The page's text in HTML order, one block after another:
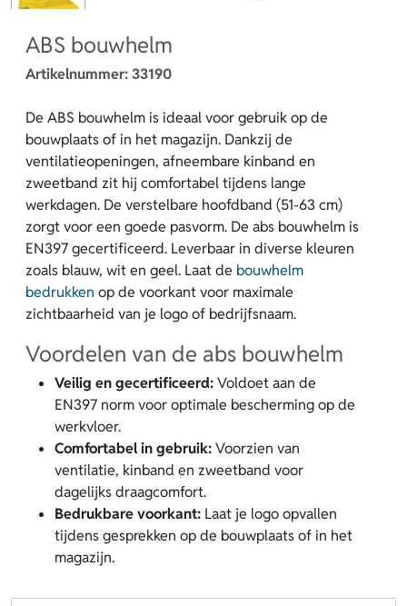
ABS bouwhelm
Artikelnummer:33190
De ABS bouwhelm is ideaal voor gebruik op de
bouwplaats of in het magazijn. Dankzij de
ventilatieopeningen, afneembare kinband en
zweetband zit hij comfortabel tijdens lange
werkdagen. De verstelbare hoofdband (51-63 cm)
zorgt voor een goede pasvorm. De abs bouwhelm is
EN397 gecertificeerd. Leverbaar in diverse kleuren
zoals blauw, wit en geel. Laat de bouwhelm
bedrukken op de voorkant voor maximale
zichtbaarheid van je logo of bedrijfsnaam.
Voordelen van de abs bouwhelm
Veilig en gecertificeerd:Voldoet aan de
EN397 norm voor optimale bescherming op de
werkvloer.
Comfortabel in gebruik:Voorzien van
ventilatie, kinband en zweetband voor
dagelijks draagcomfort.
Bedrukbare voorkant: Laat je logo opvallen
tijdens gesprekken op de bouwplaats of in het
magazijn.